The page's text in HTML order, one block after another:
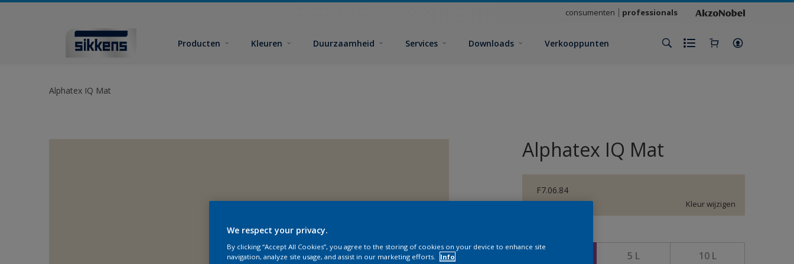
consumenten professionals
Producten Kleuren Duurzaamheid Services Downloads Verkooppunten
Alphatex IQ Mat
Alphatex IQ Mat
F7.06.84
Kleur wijzigen
5 L 10 L
We respect your privacy.
By clicking “Accept All Cookies”, you agree to the storing of cookies on your device to enhance site
navigation, analyze site usage, and assist in our marketing efforts.
Info